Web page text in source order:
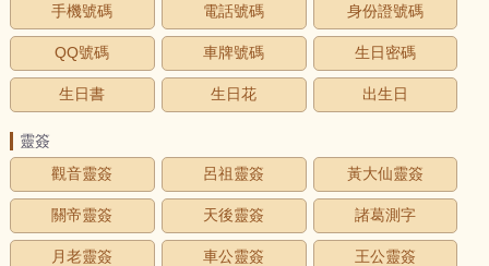
手機號碼
電話號碼 身份證號碼
QQ號碼 車牌號碼 生日密碼
生日書 生日花 出生日
靈簽
觀音靈簽
呂祖靈簽 黃大仙靈簽
關帝靈簽 天後靈簽 諸葛測字
月老靈簽 車公靈簽 王公靈簽